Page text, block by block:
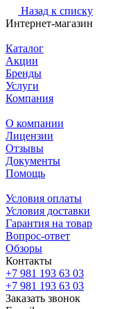
Назад к списку
Интернет-магазин
Каталог
Акции
Бренды
Услуги
Компания
О компании
Лицензии
Отзывы
Документы
Помощь
Условия оплаты
Условия доставки
Гарантия на товар
Вопрос-ответ
Обзоры
Контакты
+7 981 193 63 03
+7 981 193 63 03
Заказать звонок